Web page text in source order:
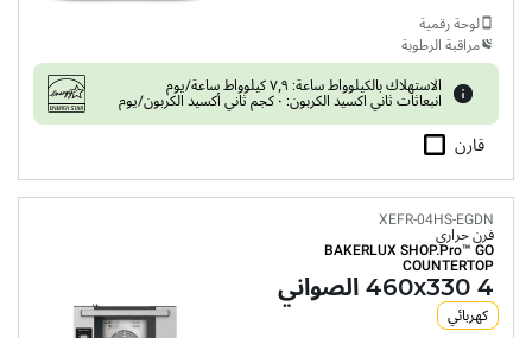
لوحة رقمية
مراقبة الرطوبة
الاستهلاك بالكيلوواط ساعة: ٧٫٩ كيلوواط ساعة/يوم
انبعاثات ثاني اكسيد الكربون: ٠ كجم ثاني أكسيد الكربون/يوم
قارن
XEFR-04HS-EGDN
فرن حراري
BAKERLUX SHOP.Pro™ GO
COUNTERTOP
4 460x330 الصواني
كهربائي